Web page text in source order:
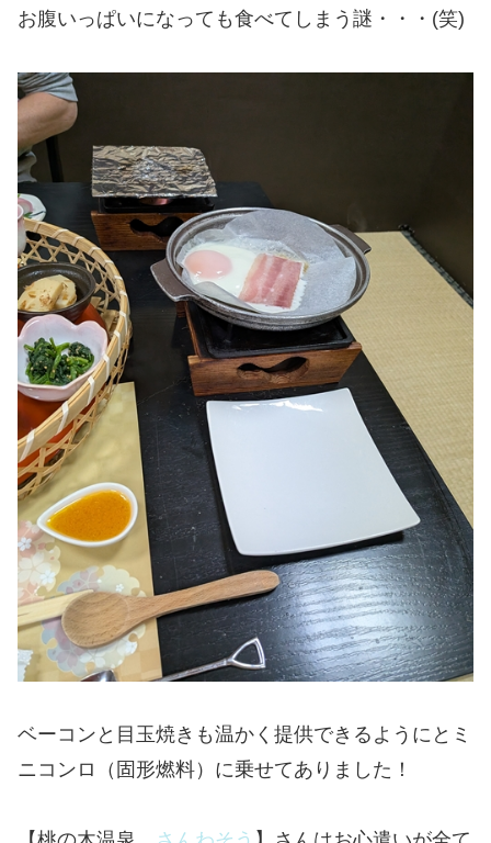
お腹いっぱいになっても食べてしまう謎・・・(笑)
ベーコンと目玉焼きも温かく提供できるようにとミ
ニコンロ（固形燃料）に乗せてありました！